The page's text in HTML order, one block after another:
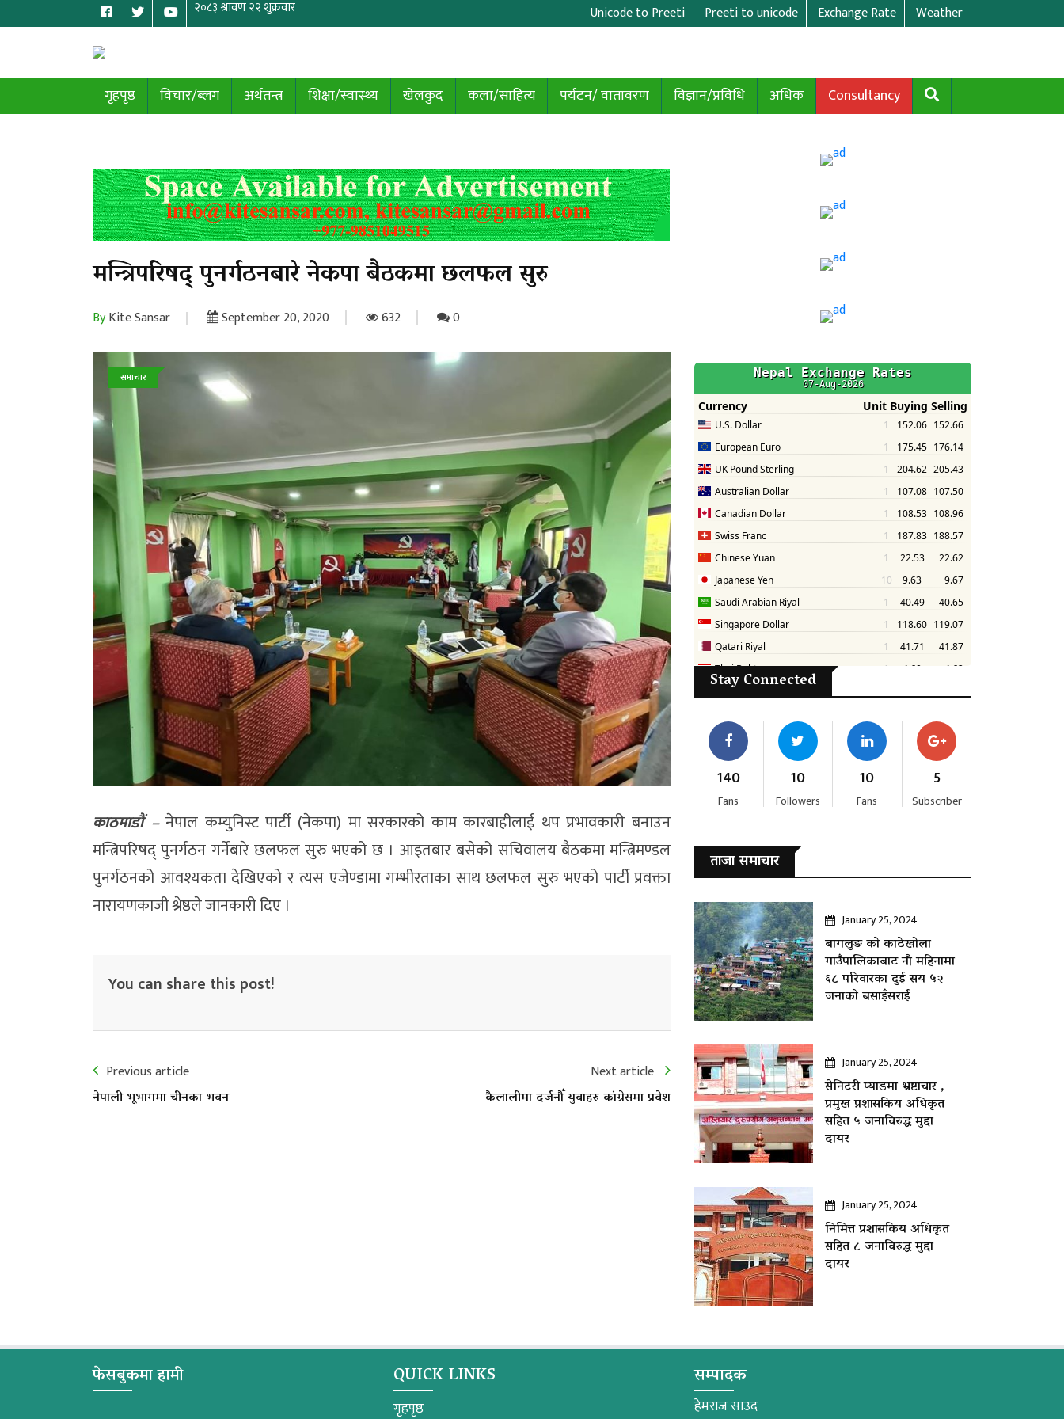
Unicode to Preeti Preeti to unicode Exchange Rate Weather
गृहपृष्ठ विचार/ब्लग अर्थतन्त्र शिक्षा/स्वास्थ्य खेलकुद कला/साहित्य पर्यटन/ वातावरण विज्ञान/प्रविधि अधिक Consultancy
मन्त्रिपरिषद् पुनर्गठनबारे नेकपा बैठकमा छलफल सुरु
ByKite Sansar September 20, 2020 632 0
समाचार
काठमाडौं –नेपाल कम्युनिस्ट पार्टी (नेकपा) मा सरकारको काम कारबाहीलाई थप प्रभावकारी बनाउन
मन्त्रिपरिषद् पुनर्गठन गर्नेबारे छलफल सुरु भएको छ । आइतबार बसेको सचिवालय बैठकमा मन्त्रिमण्डल
पुनर्गठनको आवश्यकता देखिएको र त्यस एजेण्डामा गम्भीरताका साथ छलफल सुरु भएको पार्टी प्रवक्ता
नारायणकाजी श्रेष्ठले जानकारी दिए ।
You can share this post!
Previous article
नेपाली भूभागमा चीनका भवन
Next article
कैलालीमा दर्जनौँ युवाहरु कांग्रेसमा प्रवेश
Stay Connected
140
Fans
10
Followers
10
Fans
5
Subscriber
ताजा समाचार
January 25, 2024
बागलुङ काे काठेखोला
गाउँपालिकाबाट नौ महिनामा
६८ परिवारका दुई सय ५२
जनाकाे बसाइँसराई
January 25, 2024
सेनिटरी प्याडमा भ्रष्टाचार ,
प्रमुख प्रशासकिय अधिकृत
सहित ५ जनाविरुद्ध मुद्दा
दायर
January 25, 2024
निमित्त प्रशासकिय अधिकृत
सहित ८ जनाविरुद्ध मुद्दा
दायर
फेसबुकमा हामी QUICK LINKS
गृहपृष्ठ
सम्पादक
हेमराज साउद